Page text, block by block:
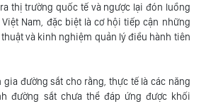
thị trường quốc tế và ngược lại đón luồng
Nam, đặc biệt là cơ hội tiếp cận những
và kinh nghiệm quản lý điều hành tiên
gia đường sắt cho rằng, thực tế là các năng
đường sắt chưa thể đáp ứng được khối